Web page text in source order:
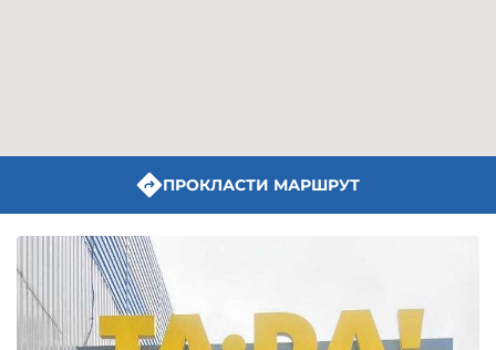
ПРОКЛАСТИ МАРШРУТ